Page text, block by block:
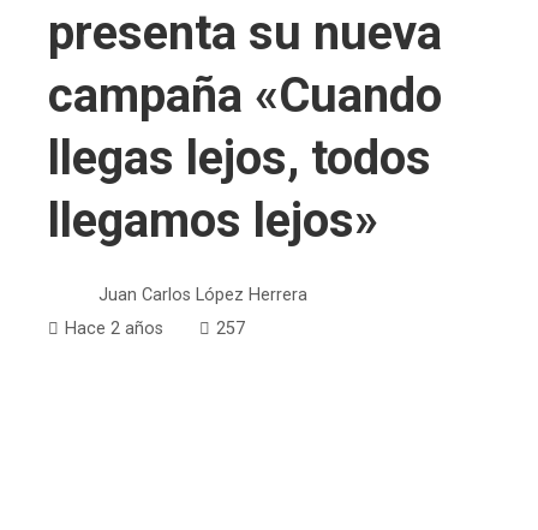
presenta su nueva
campaña «Cuando
llegas lejos, todos
llegamos lejos»
Juan Carlos López Herrera
Hace 2 años
257